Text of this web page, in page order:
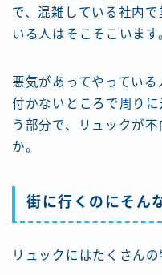
で、混雑している社内
いる人はそこそこいます
悪気があってやってい
付かないところで周り
う部分で、リュックが
か。
街に行くのにそん
リュックにはたくさん